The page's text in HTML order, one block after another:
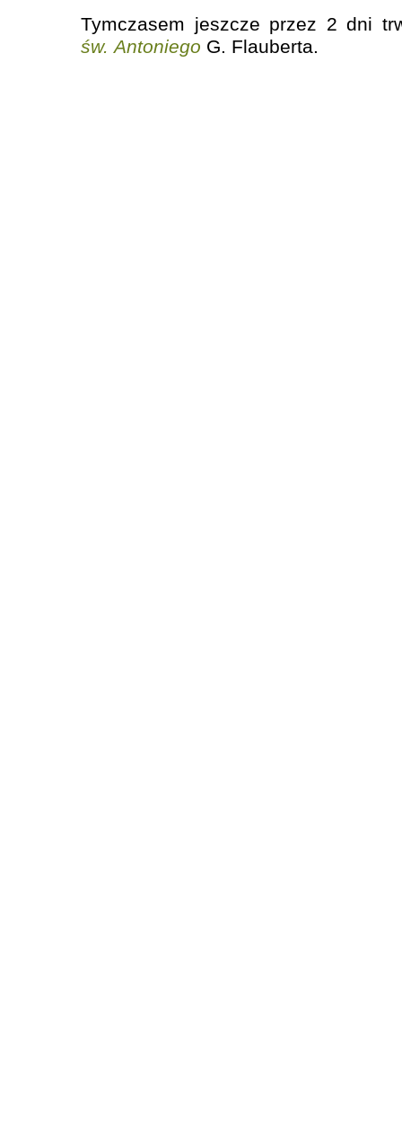
Tymczasem jeszcze przez 2 dni
św. Antoniego G. Flauberta.